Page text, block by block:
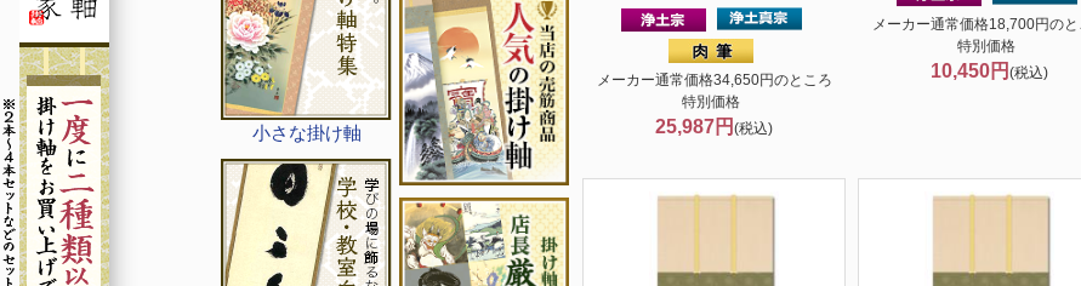
小さな掛け軸
メーカー通常価格34,650円のところ
特別価格
25,987円 (税込)
メーカー通常価格18,700円のと
特別価格
10,450円 (税込)